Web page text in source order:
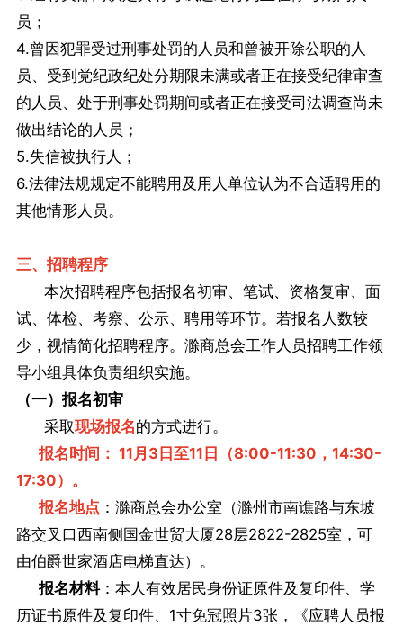
员；
4.曾因犯罪受过刑事处罚的人员和曾被开除公职的人
员、受到党纪政纪处分期限未满或者正在接受纪律审查
的人员、处于刑事处罚期间或者正在接受司法调查尚未
做出结论的人员；
5.失信被执行人；
6.法律法规规定不能聘用及用人单位认为不合适聘用的
其他情形人员。
三、招聘程序
本次招聘程序包括报名初审、笔试、资格复审、面
试、体检、考察、公示、聘用等环节。若报名人数较
少，视情简化招聘程序。滁商总会工作人员招聘工作领
导小组具体负责组织实施。
（一）报名初审
采取现场报名的方式进行。
报名时间： 11月3日至11日（8:00-11:30，14:30-
17:30）。
报名地点 ：滁商总会办公室（滁州市南谯路与东坡
路交叉口西南侧国金世贸大厦28层2822-2825室，可
由伯爵世家酒店电梯直达）。
报名材料：本人有效居民身份证原件及复印件、学
历证书原件及复印件、1寸免冠照片3张，《应聘人员报